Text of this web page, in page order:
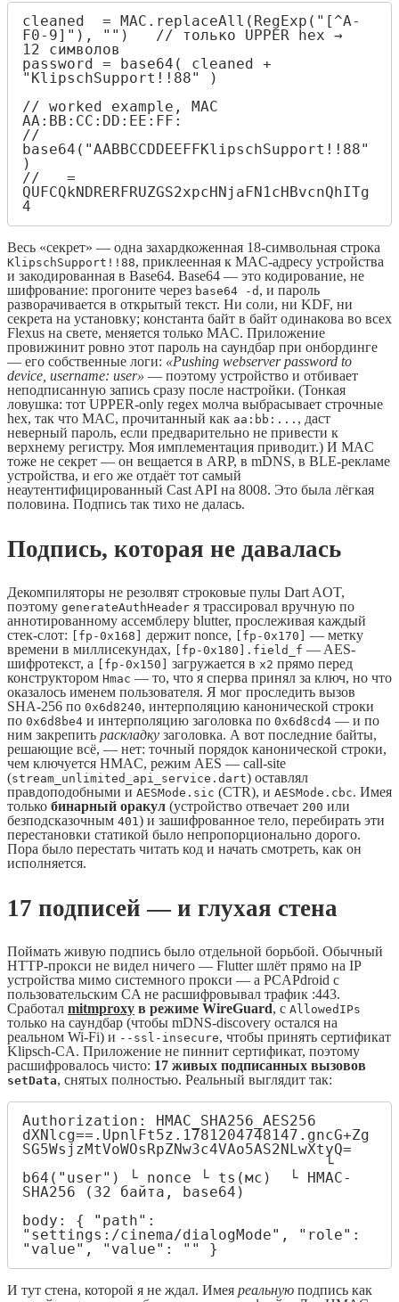
cleaned  = MAC.replaceAll(RegExp("[^A-
F0-9]"), "")   // только UPPER hex →
12 символов
password = base64( cleaned +
"KlipschSupport!!88" )
// worked example, MAC
AA:BB:CC:DD:EE:FF:
//
base64("AABBCCDDEEFFKlipschSupport!!88"
)
//   =
QUFCQkNDRERFRUZGS2xpcHNjaFN1cHBvcnQhITg
4
Весь «секрет» — одна захардкоженная 18-символьная строка
KlipschSupport!!88, приклеенная к MAC-адресу устройства
и закодированная в Base64. Base64 — это кодирование, не
шифрование: прогоните через base64 -d , и пароль
разворачивается в открытый текст. Ни соли, ни KDF, ни
секрета на установку; константа байт в байт одинакова во всех
Flexus на свете, меняется только MAC. Приложение
провижинит ровно этот пароль на саундбар при онбординге
— его собственные логи: «Pushing webserver password to
device, username: user» — поэтому устройство и отбивает
неподписанную запись сразу после настройки. (Тонкая
ловушка: тот UPPER-only regex молча выбрасывает строчные
hex, так что MAC, прочитанный как aa:bb:... , даст
неверный пароль, если предварительно не привести к
верхнему регистру. Моя имплементация приводит.) И MAC
тоже не секрет — он вещается в ARP, в mDNS, в BLE-рекламе
устройства, и его же отдаёт тот самый
неаутентифицированный Cast API на 8008. Это была лёгкая
половина. Подпись так тихо не далась.
Подпись, которая не давалась
Декомпиляторы не резолвят строковые пулы Dart AOT,
поэтому generateAuthHeader я трассировал вручную по
аннотированному ассемблеру blutter, прослеживая каждый
стек-слот:
[fp-0x168] держит nonce, [fp-0x170]
— метку
времени в миллисекундах,
[fp-0x180].field_f — AES-
шифротекст, а
[fp-0x150] загружается в x2 прямо перед
конструктором Hmac — то, что я сперва принял за ключ, но что
оказалось именем пользователя. Я мог проследить вызов
SHA-256 по 0x6d8240, интерполяцию канонической строки
по 0x6d8be4 и интерполяцию заголовка по 0x6d8cd4 — и по
ним закрепить раскладку заголовка. А вот последние байты,
решающие всё, — нет: точный порядок канонической строки,
чем ключуется HMAC, режим AES — call-site
(stream_unlimited_api_service.dart) оставлял
правдоподобными и AESMode.sic (CTR), и AESMode.cbc. Имея
только бинарный оракул (устройство отвечает 200 или
безподсказочным 401) и зашифрованное тело, перебирать эти
перестановки статикой было непропорционально дорого.
Пора было перестать читать код и начать смотреть, как он
исполняется.
17 подписей — и глухая стена
Поймать живую подпись было отдельной борьбой. Обычный
HTTP-прокси не видел ничего — Flutter шлёт прямо на IP
устройства мимо системного прокси — а PCAPdroid с
пользовательским CA не расшифровывал трафик :443.
Сработал mitmproxy в режиме WireGuard, с AllowedIPs
только на саундбар (чтобы mDNS-discovery остался на
реальном Wi-Fi) и --ssl-insecure, чтобы принять сертификат
Klipsch-CA. Приложение не пиннит сертификат, поэтому
расшифровалось чисто: 17 живых подписанных вызовов
setData, снятых полностью. Реальный выглядит так:
Authorization: HMAC_SHA256_AES256
dXNlcg==.UpnlFt5z.1781204748147.gncG+Zg
SG5WsjzMtVoWOsRpZNw3c4VAo5AS2NLwXtyQ=
b64("user") └ nonce └ ts(мс)  └ HMAC-
SHA256 (32 байта, base64)
body: { "path":
"settings:/cinema/dialogMode", "role":
"value", "value": " " }
И тут стена, которой я не ждал. Имея реальную подпись как